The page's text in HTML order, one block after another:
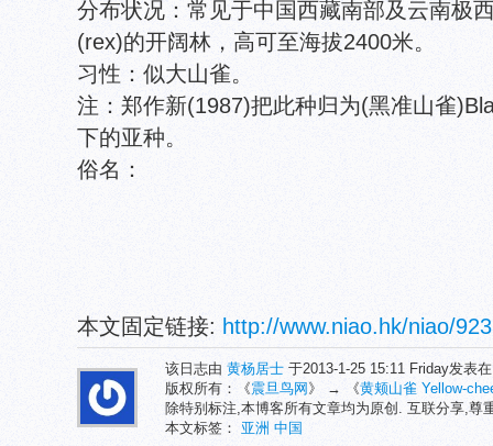
分布状况：常见于中国西藏南部及云南极
(rex)的开阔林，高可至海拔2400米。
习性：似大山雀。
注：郑作新(1987)把此种归为(黑准山雀
下的亚种。
俗名：
本文固定链接: http://www.niao.hk/niao/
该日志由 黄杨居士 于2013-1-25 15:11 Friday发表
版权所有：《震旦鸟网 》 → 《黄颊山雀 Yellow-
除特别标注,本博客所有文章均为原创. 互联分享,尊
本文标签： 亚洲 中国